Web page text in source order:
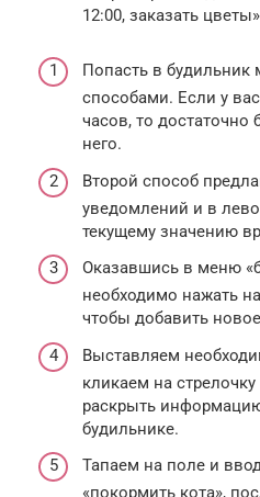
12:00, заказать цветы»
Попасть в
способами. Если у
часов, то достаточно
него.
Второй способ
уведомлений и в
текущему значению
Оказавшись в меню
необходимо нажать
чтобы добавить
Выставляем
кликаем на
раскрыть
будильнике.
Тапаем на поле и
«покормить кота»,